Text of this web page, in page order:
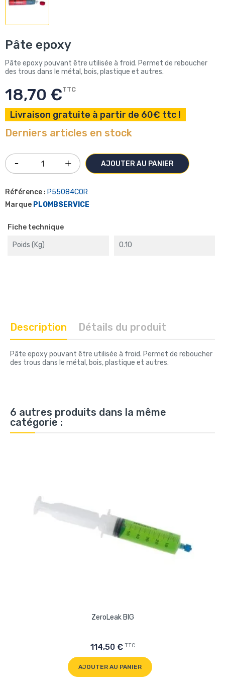
Pâte epoxy
Pâte epoxy pouvant être utilisée à froid. Permet de reboucher
des trous dans le métal, bois, plastique et autres.
18,70 €TTC
Livraison gratuite à partir de 60€ ttc !
Derniers articles en stock
AJOUTER AU PANIER
Référence : P55084COR
Marque PLOMBSERVICE
Fiche technique
Poids (kg) 0.10
Description Détails du produit
Pâte epoxy pouvant être utilisée à froid. Permet de reboucher
des trous dans le métal, bois, plastique et autres.
6 autres produits dans la même
catégorie :
ZeroLeak BIG
114,50 € TTC
AJOUTER AU PANIER